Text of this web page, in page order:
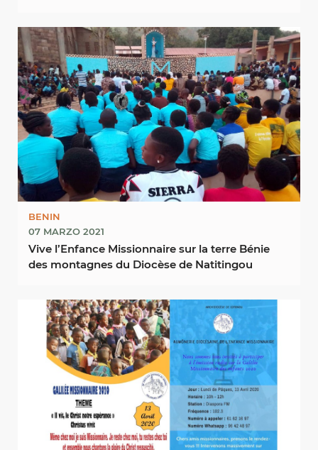
BENIN
07 MARZO 2021
Vive l’Enfance Missionnaire sur la terre Bénie
des montagnes du Diocèse de Natitingou